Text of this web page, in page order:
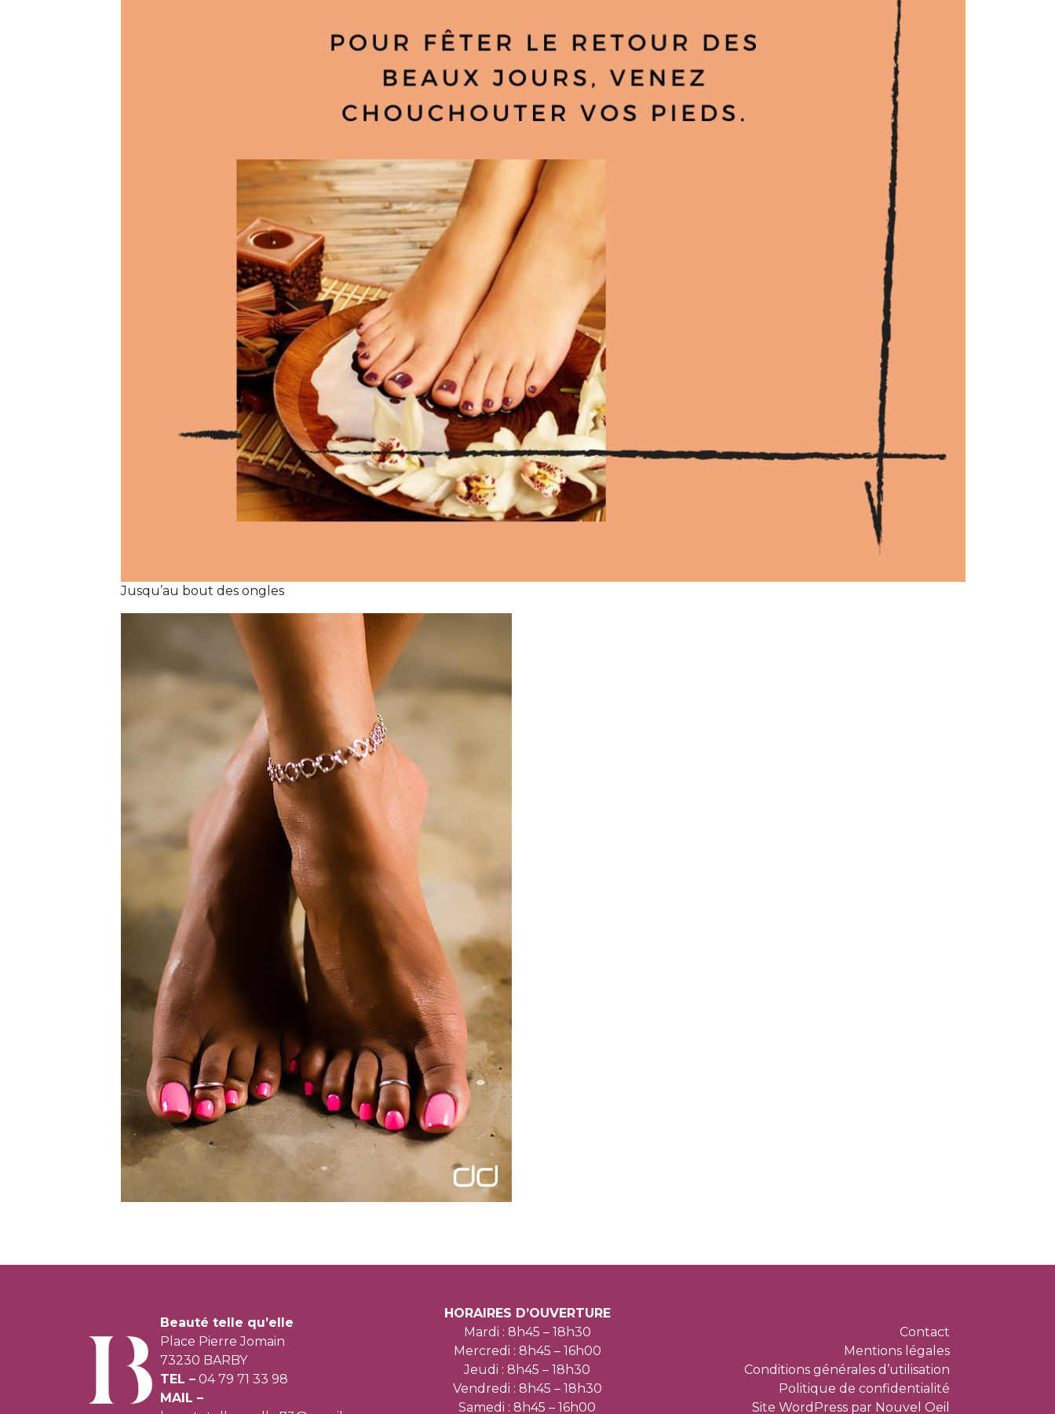
Jusqu’au bout des ongles
Beauté telle qu’elle
Place Pierre Jomain
73230 BARBY
TEL – 04 79 71 33 98
MAIL –
HORAIRES D’OUVERTURE
Mardi : 8h45 – 18h30
Mercredi : 8h45 – 16h00
Jeudi : 8h45 – 18h30
Vendredi : 8h45 – 18h30
Samedi : 8h45 – 16h00
Contact
Mentions légales
Conditions générales d’utilisation
Politique de confidentialité
Site WordPress par Nouvel Oeil